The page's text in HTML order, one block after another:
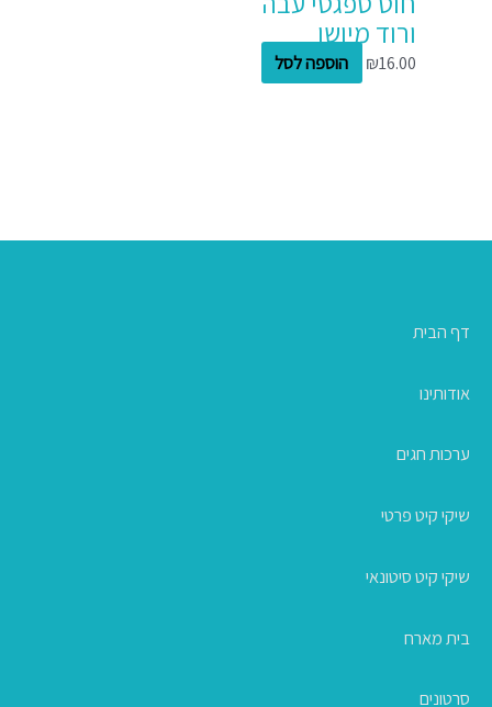
ורוד מיושן
₪16.00 הוספה לסל
דף הבית
אודותינו
ערכות חגים
שיקי קיט פרטי
שיקי קיט סיטונאי
בית מארח
סרטונים